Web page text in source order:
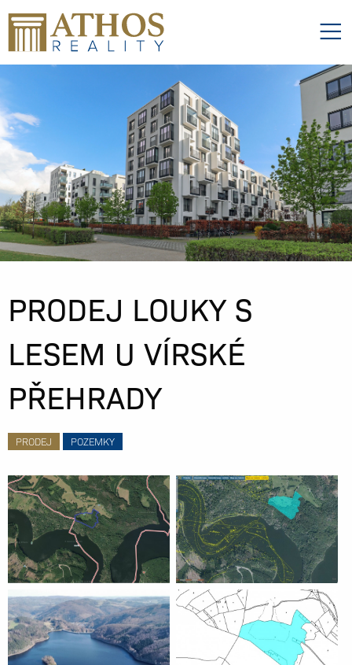
PRODEJ LOUKY S
LESEM U VÍRSKÉ
PŘEHRADY
PRODEJ POZEMKY